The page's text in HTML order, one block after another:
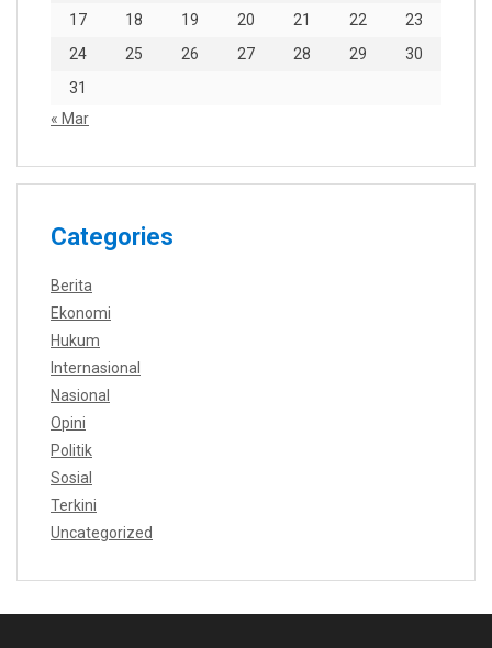
17
18 19 20 21 22
23
24
25 26 27 28 29
30
31
« Mar
Categories
Berita
Ekonomi
Hukum
Internasional
Nasional
Opini
Politik
Sosial
Terkini
Uncategorized